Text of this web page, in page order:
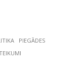
PIEGĀDES